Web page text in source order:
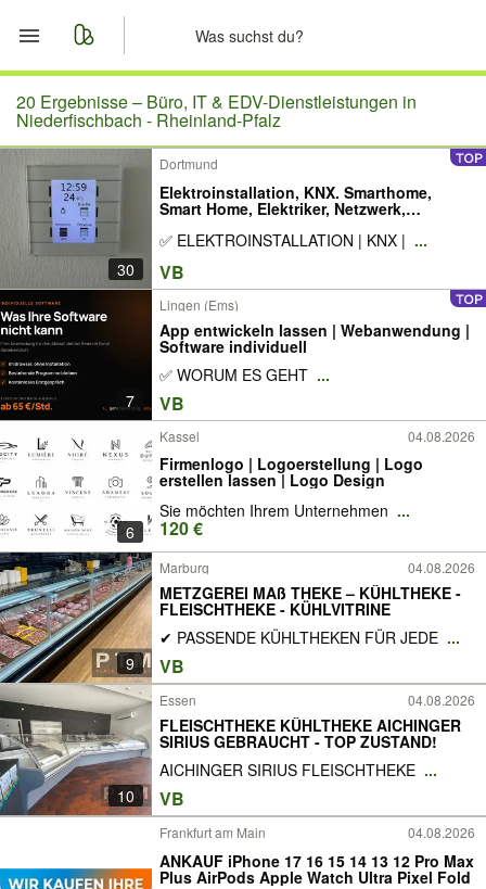
Start
Merkliste
Nachrichten
Anzeige aufgeben
20 Ergebnisse – Büro, IT & EDV-Dienstleistungen in
Niederfischbach - Rheinland-Pfalz
30
Dortmund
Elektroinstallation, KNX. Smarthome,
Smart Home, Elektriker, Netzwerk,
Serverschrank, Photovoltaik, Solar
✅ ELEKTROINSTALLATION | KNX | ...
VB
7
Lingen (Ems)
App entwickeln lassen | Webanwendung |
Software individuell
✅ WORUM ES GEHT ...
VB
6
Kassel 04.08.2026
Firmenlogo | Logoerstellung | Logo
erstellen lassen | Logo Design
Sie möchten Ihrem Unternehmen ...
120 €
9
Marburg 04.08.2026
METZGEREI MAß THEKE – KÜHLTHEKE -
FLEISCHTHEKE - KÜHLVITRINE
✔ PASSENDE KÜHLTHEKEN FÜR JEDE ...
VB
10
Essen 04.08.2026
FLEISCHTHEKE KÜHLTHEKE AICHINGER
SIRIUS GEBRAUCHT - TOP ZUSTAND!
AICHINGER SIRIUS FLEISCHTHEKE ...
VB
Frankfurt am Main 04.08.2026
ANKAUF iPhone 17 16 15 14 13 12 Pro Max
Plus AirPods Apple Watch Ultra Pixel Fold